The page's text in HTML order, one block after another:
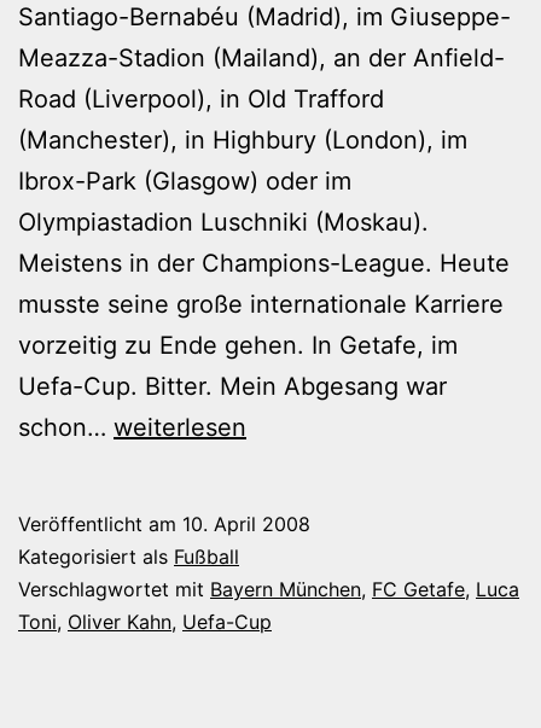
Santiago-Bernabéu (Madrid), im Giuseppe-
Meazza-Stadion (Mailand), an der Anfield-
Road (Liverpool), in Old Trafford
(Manchester), in Highbury (London), im
Ibrox-Park (Glasgow) oder im
Olympiastadion Luschniki (Moskau).
Meistens in der Champions-League. Heute
musste seine große internationale Karriere
vorzeitig zu Ende gehen. In Getafe, im
Uefa-Cup. Bitter. Mein Abgesang war
schon… Ollis
ist
nicht
vorbei
weiterlesen
Veröffentlicht am 10. April 2008
Kategorisiert als Fußball
Verschlagwortet mit Bayern München, FC Getafe, Luca
Toni, Oliver Kahn, Uefa-Cup